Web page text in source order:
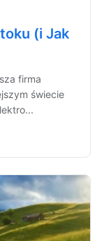
(i Jak
firma
świecie